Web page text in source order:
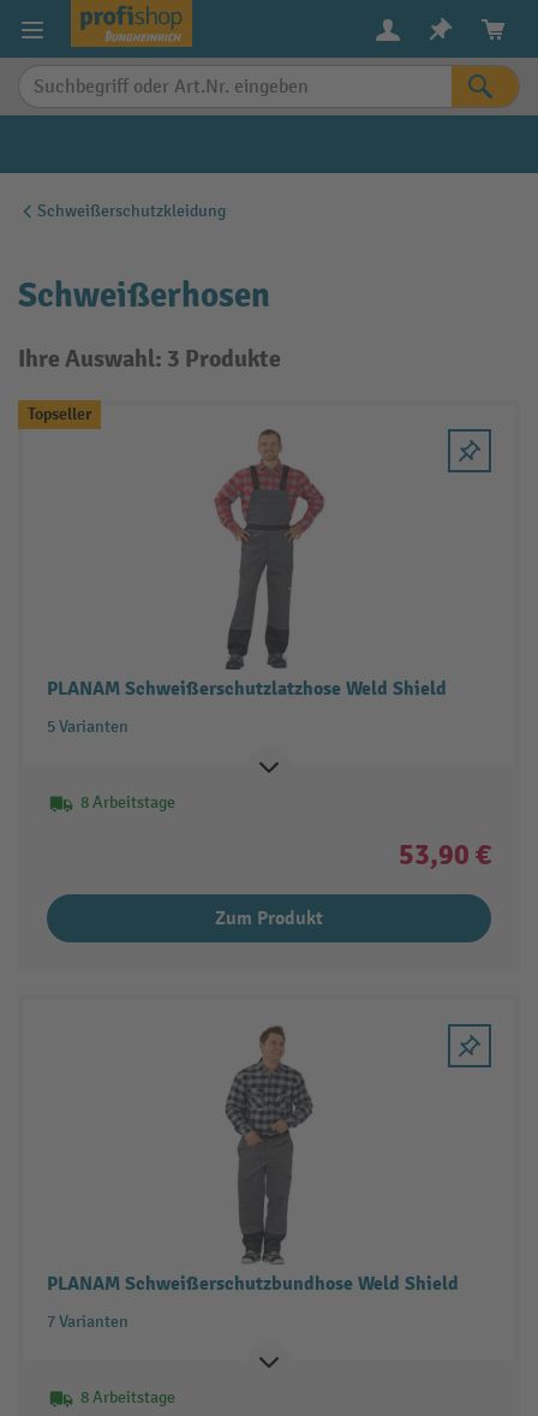
springen
Schweißerschutzkleidung
Schweißerhosen
Ihre Auswahl: 3 Produkte
Topseller
PLANAM Schweißerschutzlatzhose Weld Shield
5 Varianten
8 Arbeitstage
53,90 €
Zum Produkt
PLANAM Schweißerschutzbundhose Weld Shield
7 Varianten
8 Arbeitstage